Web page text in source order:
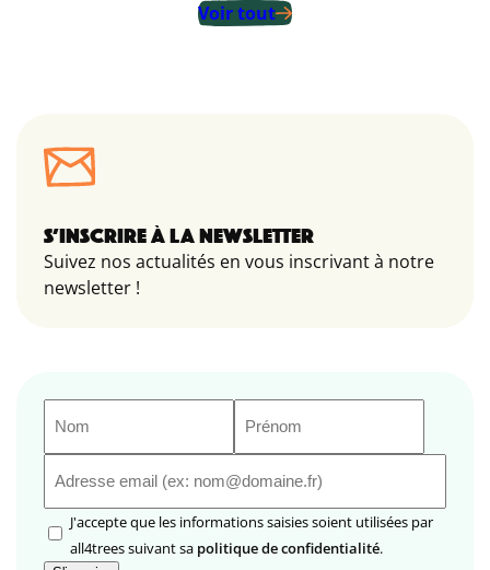
Voir tout
S’INSCRIRE À LA NEWSLETTER
Suivez nos actualités en vous inscrivant à notre
newsletter !
mail(Nécessaire)
RGPD(Nécessaire)
J'accepte que les informations saisies soient utilisées par
all4trees suivant sa politique de confidentialité.